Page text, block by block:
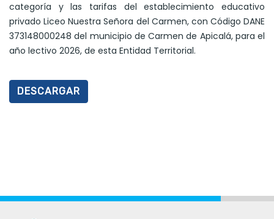
categoría y las tarifas del establecimiento educativo
privado Liceo Nuestra Señora del Carmen, con Código DANE
373148000248 del municipio de Carmen de Apicalá, para el
año lectivo 2026, de esta Entidad Territorial.
DESCARGAR